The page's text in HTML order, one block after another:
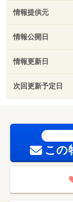
情報提供元
情報公開日
情報更新日
次回更新予定日
この